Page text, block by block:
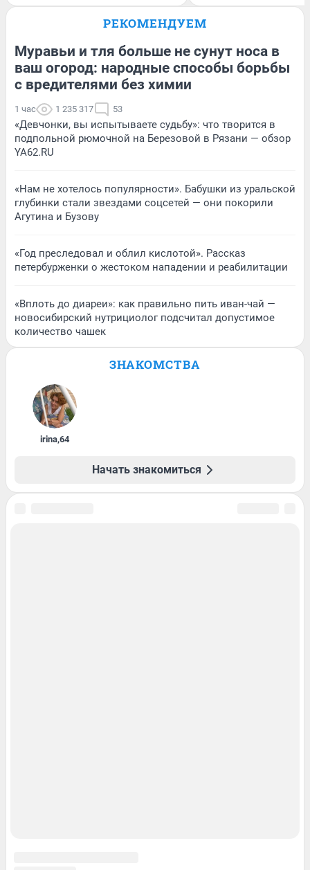
РЕКОМЕНДУЕМ
Муравьи и тля больше не сунут носа в
ваш огород: народные способы борьбы
с вредителями без химии
1 час 1 235 317 53
«Девчонки, вы испытываете судьбу»: что творится в
подпольной рюмочной на Березовой в Рязани — обзор
YA62.RU
«Нам не хотелось популярности». Бабушки из уральской
глубинки стали звездами соцсетей — они покорили
Агутина и Бузову
«Год преследовал и облил кислотой». Рассказ
петербурженки о жестоком нападении и реабилитации
«Вплоть до диареи»: как правильно пить иван-чай —
новосибирский нутрициолог подсчитал допустимое
количество чашек
ЗНАКОМСТВА
irina,64
Начать знакомиться